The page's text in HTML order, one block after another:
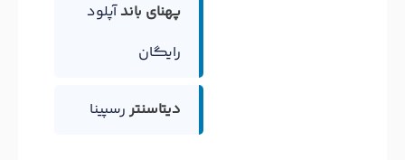
پهنای باندآپلود
رایگان
دیتاسنتر رسپینا